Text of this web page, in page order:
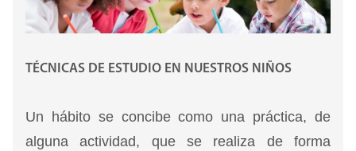
articulo: https://blog.ipler.com/mi-hijo-malas-
notas-en-el-colegio.
TÉCNICAS DE ESTUDIO EN NUESTROS NIÑOS
Un hábito se concibe como una práctica, de
alguna actividad, que se realiza de forma